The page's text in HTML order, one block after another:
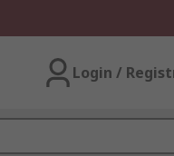
Login /